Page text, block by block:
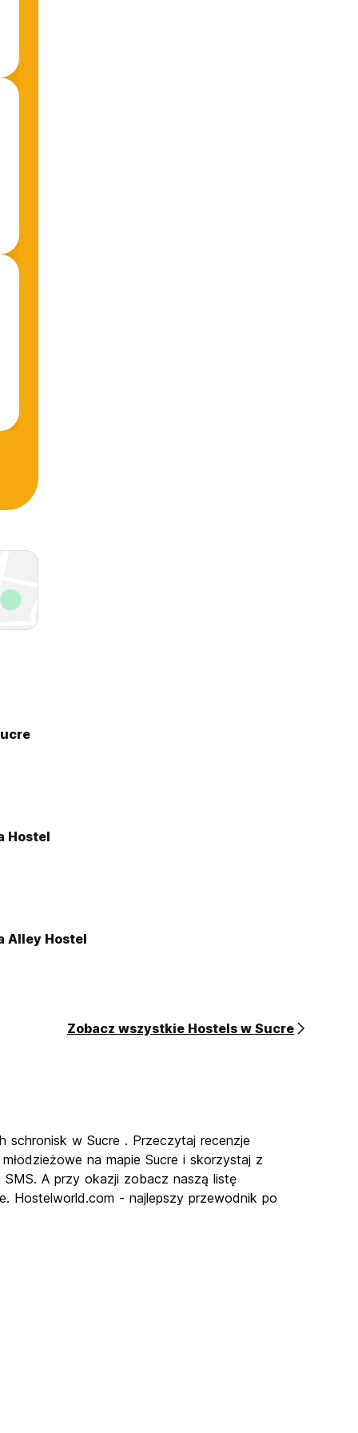
Hostel
Alley Hostel
Zobacz wszystkie Hostels w Sucre
schronisk w Sucre . Przeczytaj recenzje
na mapie Sucre i skorzystaj z
A przy okazji zobacz naszą listę
Hostelworld.com - najlepszy przewodnik po